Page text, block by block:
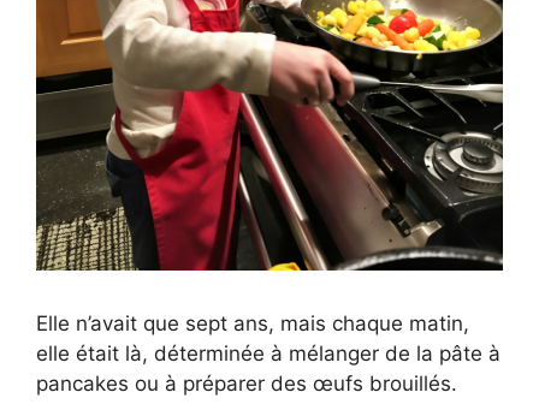
Elle n’avait que sept ans, mais chaque matin,
elle était là, déterminée à mélanger de la pâte à
pancakes ou à préparer des œufs brouillés.